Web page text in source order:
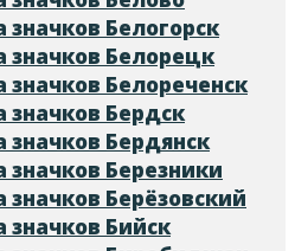
значков Белогорск
значков Белорецк
значков Белореченск
значков Бердск
значков Бердянск
значков Березники
значков Берёзовский
значков Бийск